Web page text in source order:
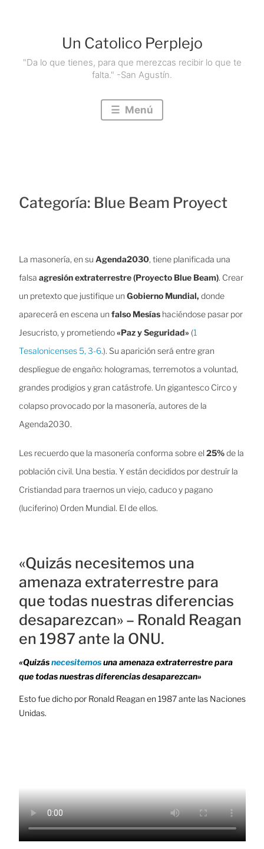
Un Catolico Perplejo
"Da lo que tienes, para que merezcas recibir lo que te
falta." -San Agustín.
Menú
Categoría: Blue Beam Proyect
La masonería, en su Agenda2030, tiene planificada una
falsa agresión extraterrestre (Proyecto Blue Beam). Crear
un pretexto que justifique un Gobierno Mundial, donde
aparecerá en escena un falso Mesíashaciéndose pasar por
Jesucristo, y prometiendo«Paz y Seguridad» (1
Tesalonicenses 5, 3-6.​). Su aparición será entre gran
despliegue de engaño: hologramas, terremotos a voluntad,
grandes prodigios y gran catástrofe. Un gigantesco Circo y
colapso provocado por la masonería, autores de la
Agenda2030.
Les recuerdo que la masonería conforma sobre el 25%de la
población civil. Una bestia. Y están decididos por destruír la
Cristiandad para traernos un viejo, caduco y pagano
(luciferino) Orden Mundial. El de ellos.
«Quizás necesitemos una
amenaza extraterrestre para
que todas nuestras diferencias
desaparezcan» – Ronald Reagan
en 1987 ante la ONU.
«Quizásnecesitemosuna amenaza extraterrestre para
que todas nuestras diferencias desaparezcan»
Esto fue dicho por Ronald Reagan en 1987 ante las Naciones
Unidas.